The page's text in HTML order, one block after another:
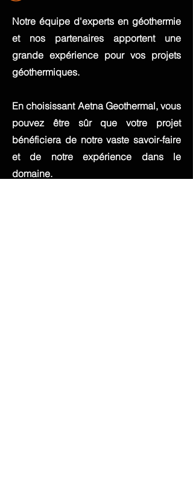
Notre équipe d'experts en géothermie
et nos partenaires apportent une
grande expérience pour vos projets
géothermiques.
En choisissant Aetna Geothermal, vous
pouvez être sûr que votre projet
bénéficiera de notre vaste savoir-faire
et de notre expérience dans le
domaine.